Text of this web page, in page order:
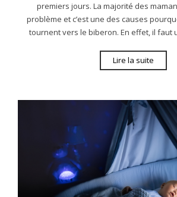
premiers jours. La majorité des
problème et c’est une des causes
tournent vers le biberon. En effet, il faut
Lire la suite